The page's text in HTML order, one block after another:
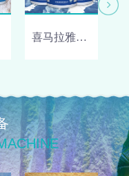
喜马拉雅矿物盐晶